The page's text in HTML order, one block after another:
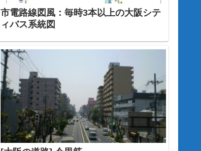
市電路線図風：毎時3本以上の大阪シテ
ィバス系統図